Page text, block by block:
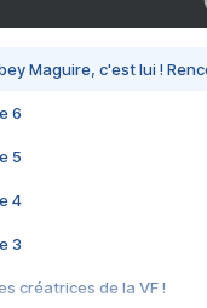
Maguire, c'est lui !
6
5
4
3
créatrices de la VF !